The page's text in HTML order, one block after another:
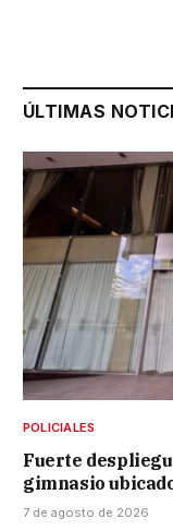
ÚLTIMAS
POLICIALES
Fuerte
gimnasio
7 de agosto de 2026